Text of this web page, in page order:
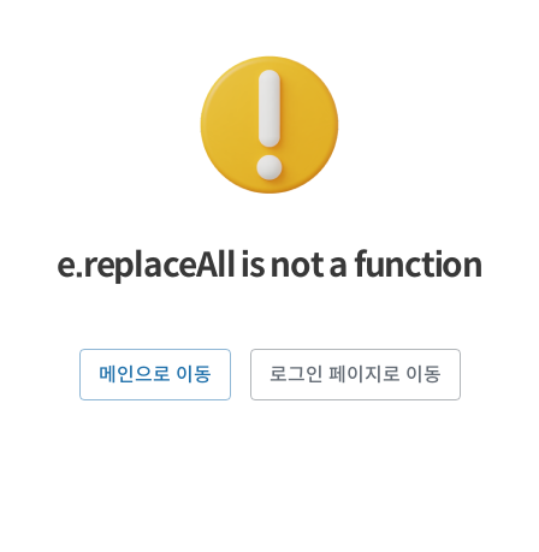
e.replaceAll is not a function
메인으로 이동 로그인 페이지로 이동